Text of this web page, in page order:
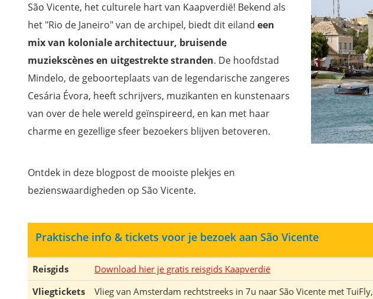
São Vicente, het culturele hart van Kaapverdië! Bekend als
het "Rio de Janeiro" van de archipel, biedt dit eiland een
mix van koloniale architectuur, bruisende
muziekscènes en uitgestrekte stranden. De hoofdstad
Mindelo, de geboorteplaats van de legendarische zangeres
Cesária Évora, heeft schrijvers, muzikanten en kunstenaars
van over de hele wereld geïnspireerd, en kan met haar
charme en gezellige sfeer bezoekers blijven betoveren.
Ontdek in deze blogpost de mooiste plekjes en
bezienswaardigheden op São Vicente.
Praktische info & tickets voor je bezoek aan São Vicente
Reisgids
Download hier je gratis reisgids Kaapverdië
Vliegtickets
Vlieg van Amsterdam rechtstreeks in 7u naar São Vicente met TuiFly,